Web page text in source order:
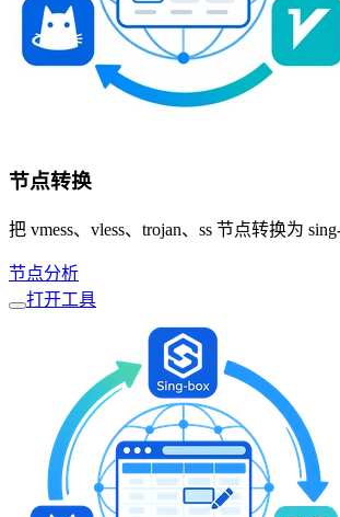
节点转换
把 vmess、vless、trojan、ss 节点转换为
节点分析
打开工具